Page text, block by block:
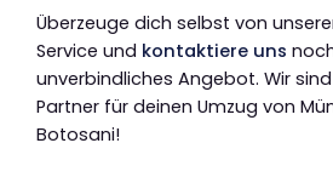
Überzeuge dich selbst von
Service und kontaktiere uns
unverbindliches Angebot. Wir
Partner für deinen Umzug von
Botosani!